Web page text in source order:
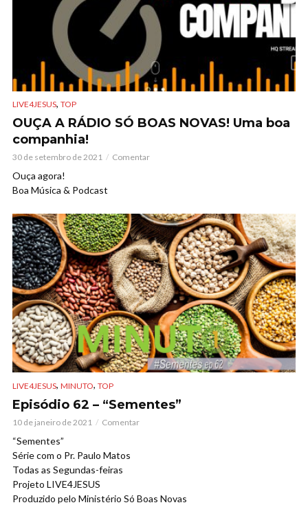
LIVE4JESUS, TOP
OUÇA A RÁDIO SÓ BOAS NOVAS! Uma boa
companhia!
30 de setembro de 2021 Comentar
Ouça agora!
Boa Música & Podcast
LIVE4JESUS, MINUTO, TOP
Episódio 62 – “Sementes”
10 de janeiro de 2021 Comentar
“Sementes”
Série com o Pr. Paulo Matos
Todas as Segundas-feiras
Projeto LIVE4JESUS
Produzido pelo Ministério Só Boas Novas